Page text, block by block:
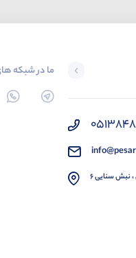
نبش سنایی 6
ما در شبکه